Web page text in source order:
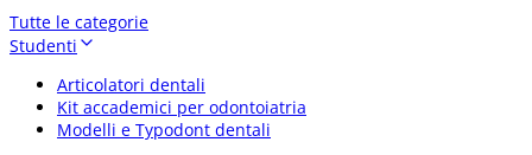
Tutte le categorie
Studenti
Articolatori dentali
Kit accademici per odontoiatria
Modelli e Typodont dentali